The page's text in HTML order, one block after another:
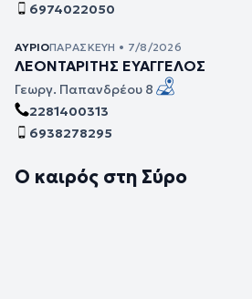
6974022050
ΑΎΡΙΟΠΑΡΑΣΚΕΥΉ • 7/8/2026
ΛΕΟΝΤΑΡΙΤΗΣ ΕΥΑΓΓΕΛΟΣ
Γεωργ. Παπανδρέου 8
2281400313
6938278295
Ο καιρός στη Σύρο